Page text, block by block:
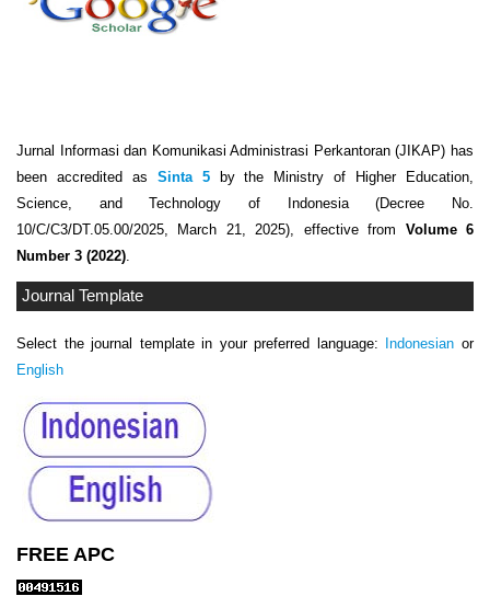
Jurnal Informasi dan Komunikasi Administrasi Perkantoran (JIKAP) has
been accredited as Sinta 5by the Ministry of Higher Education,
Science, and Technology of Indonesia (Decree No.
10/C/C3/DT.05.00/2025, March 21, 2025), effective from Volume 6
Number 3 (2022)
Journal Template
Select the journal template in your preferred language: Indonesian or
English
FREE APC